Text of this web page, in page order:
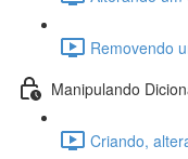
Removendo
Manipulando
Criando,